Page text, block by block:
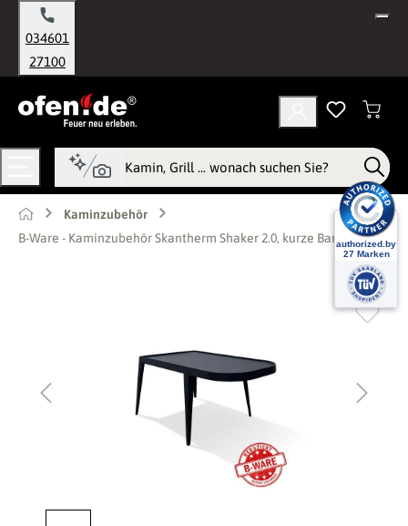
springen
034601
27100
Kaminzubehör
B-Ware - Kaminzubehör Skantherm Shaker 2.0, kurze Bank